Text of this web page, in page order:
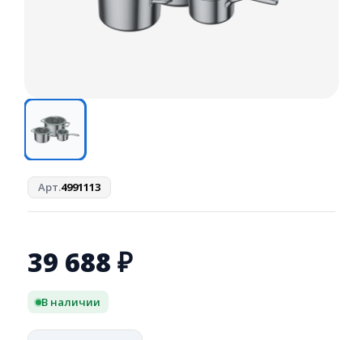
Арт.4991113
39 688 ₽
В наличии